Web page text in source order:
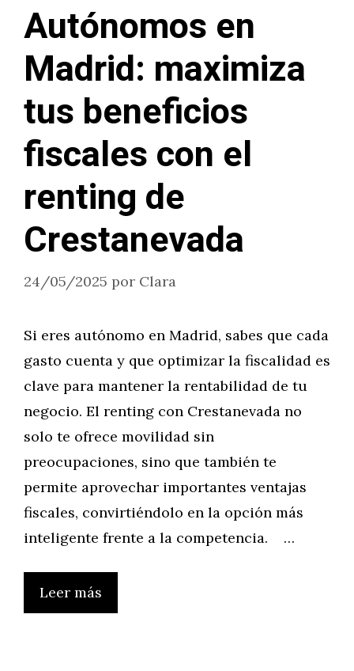
Autónomos en
Madrid: maximiza
tus beneficios
fiscales con el
renting de
Crestanevada
24/05/2025 por Clara
Si eres autónomo en Madrid, sabes que cada
gasto cuenta y que optimizar la fiscalidad es
clave para mantener la rentabilidad de tu
negocio. El renting con Crestanevada no
solo te ofrece movilidad sin
preocupaciones, sino que también te
permite aprovechar importantes ventajas
fiscales, convirtiéndolo en la opción más
inteligente frente a la competencia. …
Leer más